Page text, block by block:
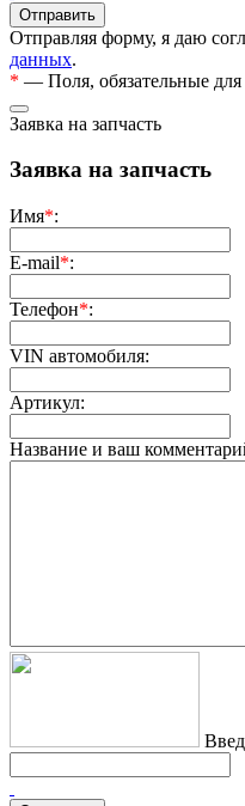
Отправляя форму, я даю
данных.
* — Поля, обязательные для
Заявка на запчасть
Заявка на запчасть
Имя*:
E-mail*:
Телефон*:
VIN автомобиля:
Артикул:
Название и ваш